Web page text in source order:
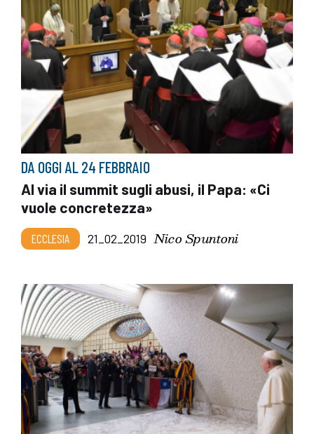
DA OGGI AL 24 FEBBRAIO
Al via il summit sugli abusi, il Papa: «Ci
vuole concretezza»
ECCLESIA 21_02_2019 Nico Spuntoni